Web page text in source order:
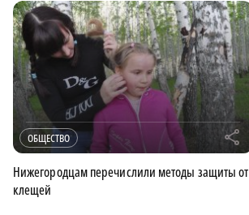
ОБЩЕСТВО r
Нижегородцам перечислили методы защиты от
клещей